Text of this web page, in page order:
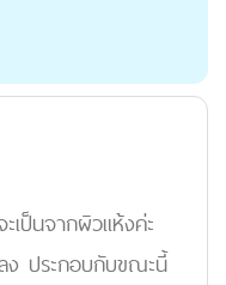
เป็นจากผิวแห้งค่ะ
ง ประกอบกับขณะนี้